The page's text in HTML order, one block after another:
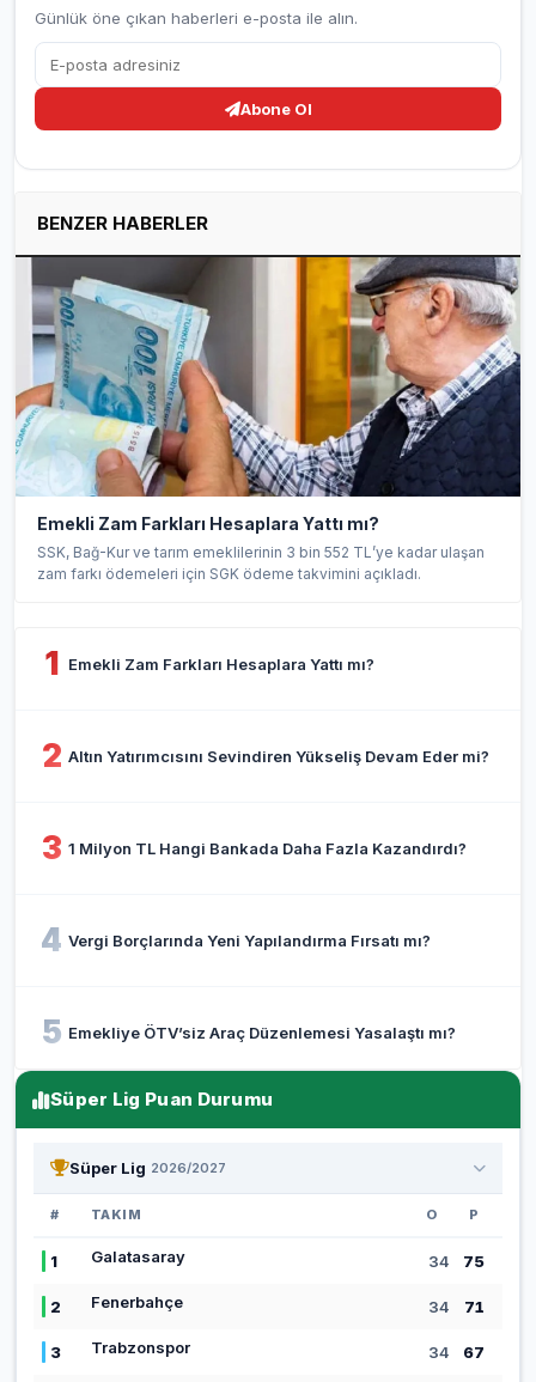
Günlük öne çıkan haberleri e-posta ile alın.
Abone Ol
BENZER HABERLER
Emekli Zam Farkları Hesaplara Yattı mı?
SSK, Bağ-Kur ve tarım emeklilerinin 3 bin 552 TL’ye kadar ulaşan
zam farkı ödemeleri için SGK ödeme takvimini açıkladı.
1 Emekli Zam Farkları Hesaplara Yattı mı?
2 Altın Yatırımcısını Sevindiren Yükseliş Devam Eder mi?
3 1 Milyon TL Hangi Bankada Daha Fazla Kazandırdı?
4 Vergi Borçlarında Yeni Yapılandırma Fırsatı mı?
5 Emekliye ÖTV’siz Araç Düzenlemesi Yasalaştı mı?
Süper Lig Puan Durumu
Süper Lig 2026/2027
# TAKIM O P
1 Galatasaray 34 75
2 Fenerbahçe 34 71
3 Trabzonspor 34 67